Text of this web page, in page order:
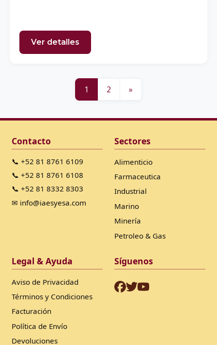
Ver detalles
1 2 »
Contacto
📞 +52 81 8761 6109
📞 +52 81 8761 6108
📞 +52 81 8332 8303
✉ info@iaesyesa.com
Sectores
Alimenticio
Farmaceutica
Industrial
Marino
Minería
Petroleo & Gas
Legal & Ayuda
Aviso de Privacidad
Términos y Condiciones
Facturación
Política de Envío
Devoluciones
Síguenos